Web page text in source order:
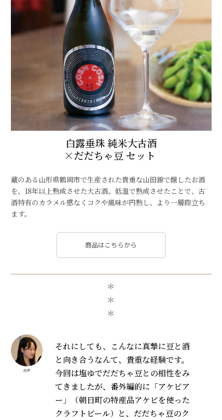
白露垂珠 純米大古酒
×だだちゃ豆 セット
蔵のある山形県鶴岡市で生産された貴重な山田錦で醸したお酒
を、18年以上熟成させた大古酒。低温で熟成させたことで、古
酒特有のカラメル感なくコクや風味が円熟し、より一層際立ち
ます。
商品はこちらから
＊
＊
＊
白井
それにしても、こんなに真摯に豆と酒
と向き合うなんて、貴重な経験です。
今回は塩ゆでだだちゃ豆との相性をみ
てきましたが、番外編的に「アケビア
ー」（朝日町の特産品アケビを使った
クラフトビール）と、だだちゃ豆のク